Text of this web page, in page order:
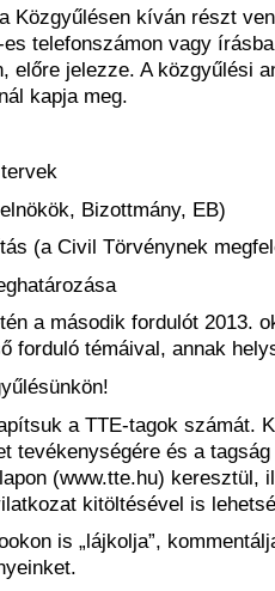
Közgyűlésen kíván részt
telefonszámon vagy
előre jelezze. A közgyűlési
kapja meg.
Bizottmány, EB)
(a Civil Törvénynek
a második fordulót 2013.
forduló témáival, annak
a TTE-tagok számát.
tevékenységére és a
(www.tte.hu) keresztül,
kitöltésével is
is „lájkolja”,